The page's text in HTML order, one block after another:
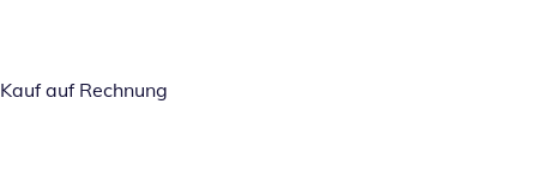
Kauf auf Rechnung